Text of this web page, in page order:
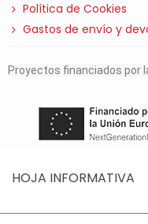
Política de Cookies
Gastos de envío y
Proyectos financiados por
HOJA INFORMATIVA